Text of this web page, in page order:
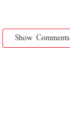
Show Comments